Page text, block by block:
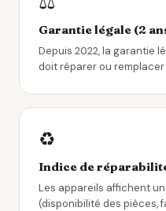
Garantie légale (2
Depuis 2022, la garantie
doit réparer ou
♻️
Indice de
Les appareils affichent un
(disponibilité des pièces,